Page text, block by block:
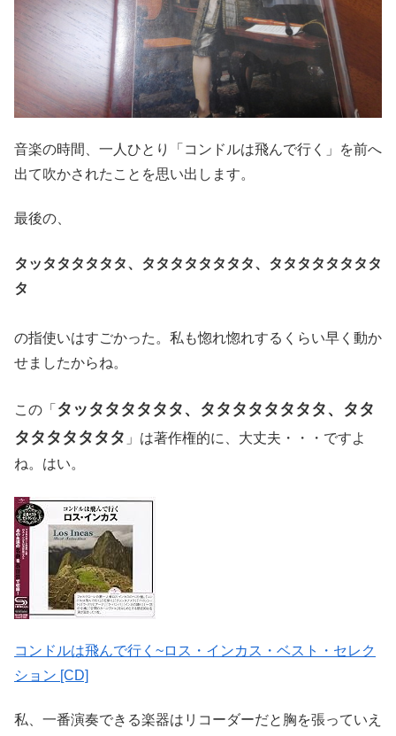
音楽の時間、一人ひとり「コンドルは飛んで行く」を前へ
出て吹かされたことを思い出します。
最後の、
タッタタタタタタ、タタタタタタタタ、タタタタタタタタ
タ
の指使いはすごかった。私も惚れ惚れするくらい早く動か
せましたからね。
この「 タッタタタタタタ、タタタタタタタタ、タタ
タタタタタタタ 」は著作権的に、大丈夫・・・ですよ
ね。はい。
コンドルは飛んで行く~ロス・インカス・ベスト・セレク
ション [CD]
私、一番演奏できる楽器はリコーダーだと胸を張っていえ